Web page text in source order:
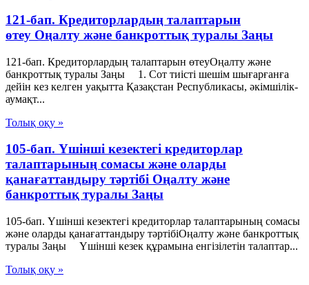
121-бап. Кредиторлардың талаптарын
өтеу Оңалту және банкроттық туралы Заңы
121-бап. Кредиторлардың талаптарын өтеуОңалту және
банкроттық туралы Заңы 1. Сот тиiстi шешiм шығарғанға
дейiн кез келген уақытта Қазақстан Республикасы, әкiмшiлiк-
аумақт...
Толық оқу »
105-бап. Үшінші кезектегі кредиторлар
талаптарының сомасы және оларды
қанағаттандыру тәртібі Оңалту және
банкроттық туралы Заңы
105-бап. Үшінші кезектегі кредиторлар талаптарының сомасы
және оларды қанағаттандыру тәртібіОңалту және банкроттық
туралы Заңы Үшінші кезек құрамына енгізілетін талаптар...
Толық оқу »